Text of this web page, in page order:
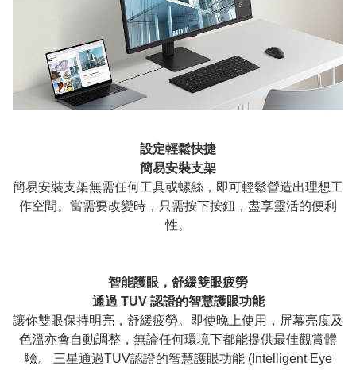
設定輕鬆快捷
簡易安裝支架
簡易安裝支架無需任何工具或螺絲，即可輕鬆營造出理想工
作空間。當需要改變時，只需按下按鈕，盡享靈活的便利
性。
智能護眼，舒緩雙眼疲勞
通過 TUV 認證的智慧護眼功能
讓你雙眼保持明亮，舒緩疲勞。即使晚上使用，屏幕亮度及
色溫亦會自動調整，無論任何環境下都能提供最佳觀賞體
驗。 三星通過TUV認證的智慧護眼功能 (Intelligent Eye